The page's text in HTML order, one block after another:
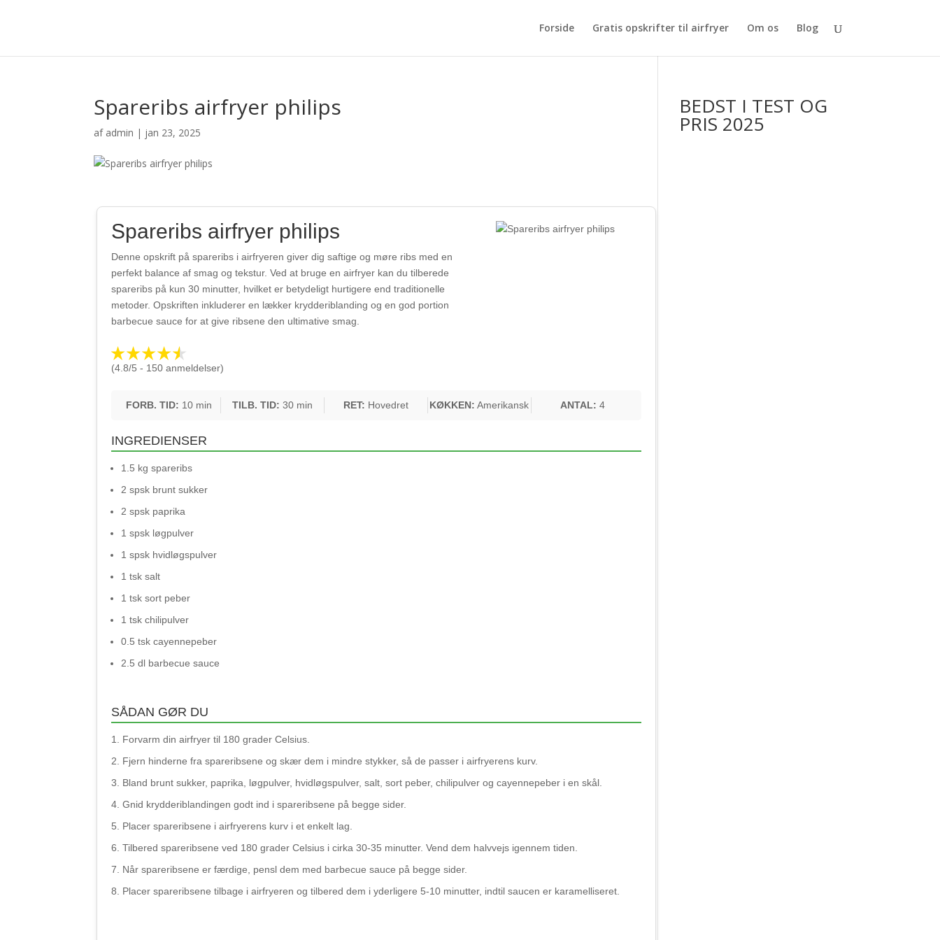
Forside Gratis opskrifter til airfryer Om os Blog
Spareribs airfryer philips
af admin | jan 23, 2025
Spareribs airfryer philips
Denne opskrift på spareribs i airfryeren giver dig saftige og møre ribs med en
perfekt balance af smag og tekstur. Ved at bruge en airfryer kan du tilberede
spareribs på kun 30 minutter, hvilket er betydeligt hurtigere end traditionelle
metoder. Opskriften inkluderer en lækker krydderiblanding og en god portion
barbecue sauce for at give ribsene den ultimative smag.
(4.8/5 - 150 anmeldelser)
FORB. TID: 10 min TILB. TID: 30 min RET: Hovedret KØKKEN: Amerikansk ANTAL: 4
INGREDIENSER
1.5 kg spareribs
2 spsk brunt sukker
2 spsk paprika
1 spsk løgpulver
1 spsk hvidløgspulver
1 tsk salt
1 tsk sort peber
1 tsk chilipulver
0.5 tsk cayennepeber
2.5 dl barbecue sauce
SÅDAN GØR DU
Forvarm din airfryer til 180 grader Celsius.
Fjern hinderne fra spareribsene og skær dem i mindre stykker, så de passer i airfryerens kurv.
Bland brunt sukker, paprika, løgpulver, hvidløgspulver, salt, sort peber, chilipulver og cayennepeber i en skål.
Gnid krydderiblandingen godt ind i spareribsene på begge sider.
Placer spareribsene i airfryerens kurv i et enkelt lag.
Tilbered spareribsene ved 180 grader Celsius i cirka 30-35 minutter. Vend dem halvvejs igennem tiden.
Når spareribsene er færdige, pensl dem med barbecue sauce på begge sider.
Placer spareribsene tilbage i airfryeren og tilbered dem i yderligere 5-10 minutter, indtil saucen er karamelliseret.
BEDST I TEST OG
PRIS 2025